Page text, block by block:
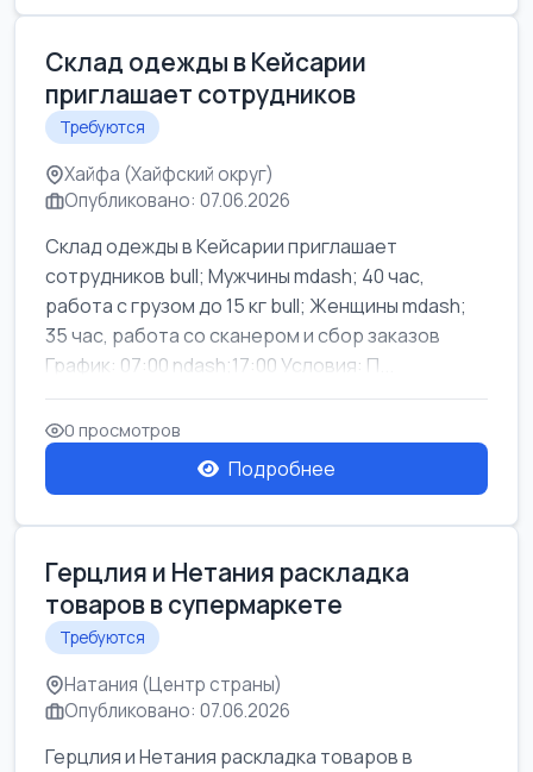
Склад одежды в Кейсарии
приглашает сотрудников
Требуются
Хайфа (Хайфский округ)
Опубликовано: 07.06.2026
Склад одежды в Кейсарии приглашает
сотрудников bull; Мужчины mdash; 40 час,
работа с грузом до 15 кг bull; Женщины mdash;
35 час, работа со сканером и сбор заказов
График: 07:00 ndash;17:00 Условия: П...
0 просмотров
Подробнее
Герцлия и Нетания раскладка
товаров в супермаркете
Требуются
Натания (Центр страны)
Опубликовано: 07.06.2026
Герцлия и Нетания раскладка товаров в